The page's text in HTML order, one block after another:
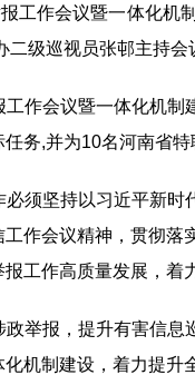
作会议暨一体化机制
级巡视员张邨主持会
会议暨一体化机制
务,并为10名河南省特
坚持以习近平新时
作会议精神，贯彻
工作高质量发展，着
报，提升有害信息
机制建设，着力提升